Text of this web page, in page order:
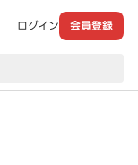
ログイン 会員登録